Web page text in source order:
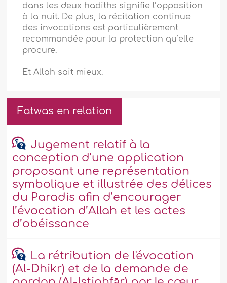
dans les deux hadiths signifie l’opposition
à la nuit. De plus, la récitation continue
des invocations est particulièrement
recommandée pour la protection qu’elle
procure.
Et Allah sait mieux.
Fatwas en relation
Jugement relatif à la
conception d’une application
proposant une représentation
symbolique et illustrée des délices
du Paradis afin d’encourager
l’évocation d’Allah et les actes
d’obéissance
La rétribution de l'évocation
(Al-Dhikr) et de la demande de